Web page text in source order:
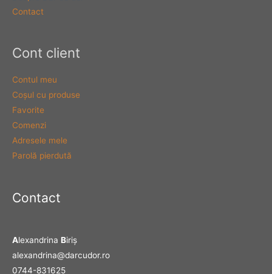
Contact
Cont client
Contul meu
Coşul cu produse
Favorite
Comenzi
Adresele mele
Parolă pierdută
Contact
Alexandrina Biriş
alexandrina@darcudor.ro
0744-831625